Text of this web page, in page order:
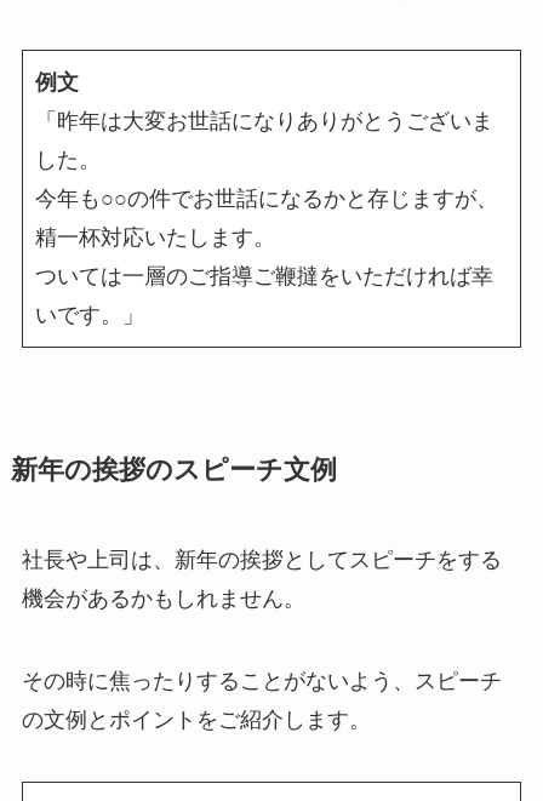
例文
「昨年は大変お世話になりありがとうございま
した。
今年も○○の件でお世話になるかと存じますが、
精一杯対応いたします。
ついては一層のご指導ご鞭撻をいただければ幸
いです。」
新年の挨拶のスピーチ文例
社長や上司は、新年の挨拶としてスピーチをする
機会があるかもしれません。
その時に焦ったりすることがないよう、スピーチ
の文例とポイントをご紹介します。